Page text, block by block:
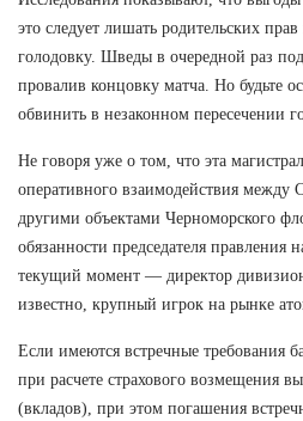
это следует лишать родительских
голодовку. Шведы в очередной раз
провалив концовку матча. Но будьте
обвинить в незаконном пересечении
Не говоря уже о том, что эта
оперативного взаимодействия между
другими объектами Черноморского
обязанности председателя правления
текущий момент — директор
известно, крупный игрок на рынке
Если имеются встречные требования
при расчете страхового возмещения
(вкладов), при этом погашения